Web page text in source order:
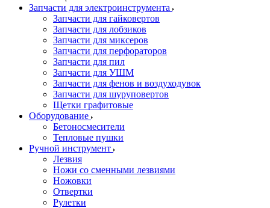
Запчасти для электроинструмента
Запчасти для гайковертов
Запчасти для лобзиков
Запчасти для миксеров
Запчасти для перфораторов
Запчасти для пил
Запчасти для УШМ
Запчасти для фенов и воздуходувок
Запчасти для шуруповертов
Щетки графитовые
Оборудование
Бетоносмесители
Тепловые пушки
Ручной инструмент
Лезвия
Ножи со сменными лезвиями
Ножовки
Отвертки
Рулетки